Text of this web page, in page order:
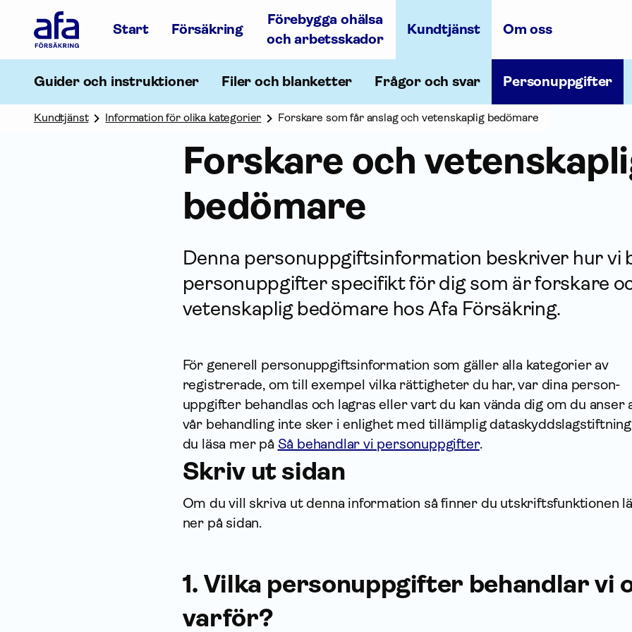
Försäkring
Gå
startsidan
Start Försäkring
Förebygga ohälsa
och arbetsskador
Kundtjänst Om oss
Guider och instruktioner Filer och blanketter Frågor och svar Personuppgifter
Kundtjänst Information för olika kategorier Forskare som får anslag och vetenskaplig bedömare
Forskare och
bedömare
Denna person­uppgifts­information beskriver hur vi
person­uppgifter specifikt för dig som är forskare
vetenskaplig bedömare hos Afa För­säkring.
För generell person­uppgifts­information som gäller alla kategorier av
registrerade, om till exempel vilka rättigheter du har, var dina person­
uppgifter behandlas och lagras eller vart du kan vända dig om du anser
vår behandling inte sker i enlighet med tillämplig
du läsa mer på Så behandlar vi personuppgifter.
Skriv ut sidan
Om du vill skriva ut denna infor­mation så finner du utskriftsfunktionen
ner på sidan.
1. Vilka person­uppgifter behandlar vi
varför?